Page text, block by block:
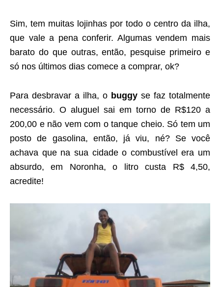
Sim, tem muitas lojinhas por todo o centro da ilha,
que vale a pena conferir. Algumas vendem mais
barato do que outras, então, pesquise primeiro e
só nos últimos dias comece a comprar, ok?
Para desbravar a ilha, o buggy se faz totalmente
necessário. O aluguel sai em torno de R$120 a
200,00 e não vem com o tanque cheio. Só tem um
posto de gasolina, então, já viu, né? Se você
achava que na sua cidade o combustível era um
absurdo, em Noronha, o litro custa R$ 4,50,
acredite!